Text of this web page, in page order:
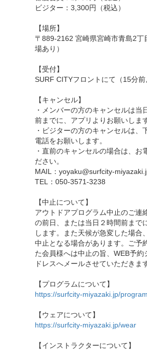
ビジター：3,300円（税込）
【場所】
〒889-2162 宮崎県宮崎市青島2丁
場あり）
【受付】
SURF CITYフロントにて（15分前
【キャンセル】
・メンバーの方のキャンセルは当
前までに、アプリよりお願いしま
・ビジターの方のキャンセルは、
電話をお願いします。
・直前のキャンセルの場合は、お
ださい。
MAIL：yoyaku@surfcity-
TEL：050-3571-3238
【中止について】
アウトドアプログラム中止のご連
の前日、または当日２時間前まで
します。また天候が急変した場合
中止となる場合があります。ご予
た会員様へは中止の旨、WEB予約
ドレスへメールさせていただきま
【プログラムについて】
https://surfcity-miyazaki.jp/
【ウェアについて】
https://surfcity-miyazaki.jp/wear
【インストラクターについて】